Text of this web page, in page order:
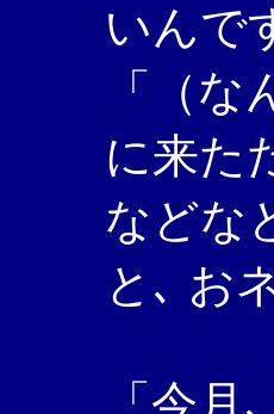
いんで
「（
に来た
などな
と､ お
「今